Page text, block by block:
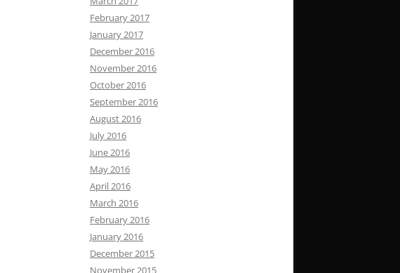
February 2017
January 2017
December 2016
November 2016
October 2016
September 2016
August 2016
July 2016
June 2016
May 2016
April 2016
March 2016
February 2016
January 2016
December 2015
November 2015